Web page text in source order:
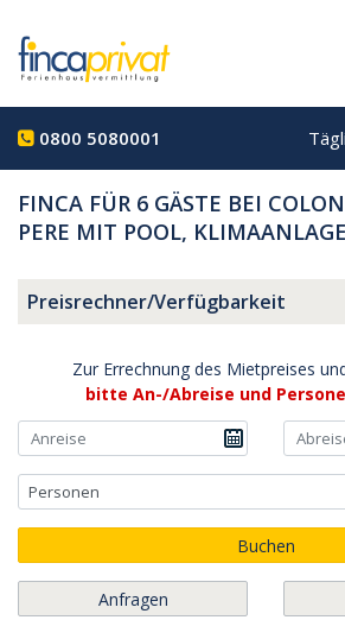
0800 5080001
FINCA FÜR 6 GÄSTE BEI
PERE MIT POOL,
Preisrechner/Verfügbarkeit
Zur Errechnung des Mietpreises
bitte An-/Abreise und
Buchen
Anfragen